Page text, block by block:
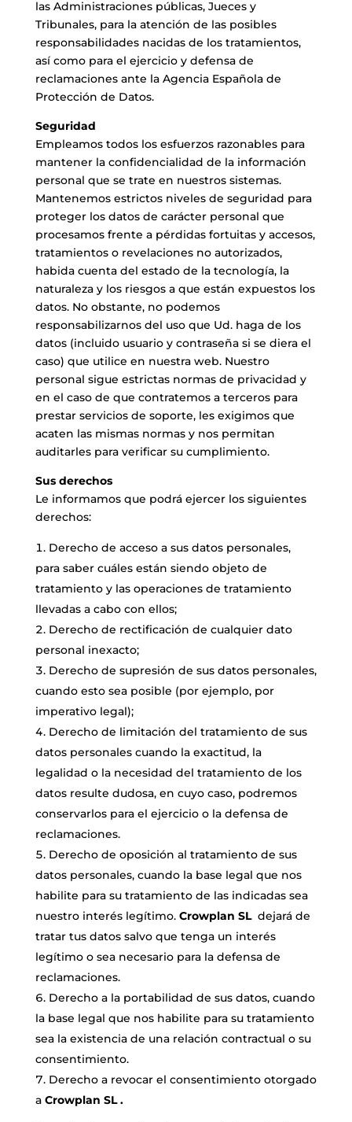
las Administraciones públicas, Jueces y
Tribunales, para la atención de las posibles
responsabilidades nacidas de los tratamientos,
así como para el ejercicio y defensa de
reclamaciones ante la Agencia Española de
Protección de Datos.
Seguridad
Empleamos todos los esfuerzos razonables para
mantener la confidencialidad de la información
personal que se trate en nuestros sistemas.
Mantenemos estrictos niveles de seguridad para
proteger los datos de carácter personal que
procesamos frente a pérdidas fortuitas y accesos,
tratamientos o revelaciones no autorizados,
habida cuenta del estado de la tecnología, la
naturaleza y los riesgos a que están expuestos los
datos. No obstante, no podemos
responsabilizarnos del uso que Ud. haga de los
datos (incluido usuario y contraseña si se diera el
caso) que utilice en nuestra web. Nuestro
personal sigue estrictas normas de privacidad y
en el caso de que contratemos a terceros para
prestar servicios de soporte, les exigimos que
acaten las mismas normas y nos permitan
auditarles para verificar su cumplimiento.
Sus derechos
Le informamos que podrá ejercer los siguientes
derechos:
Derecho de acceso a sus datos personales,
para saber cuáles están siendo objeto de
tratamiento y las operaciones de tratamiento
llevadas a cabo con ellos;
Derecho de rectificación de cualquier dato
personal inexacto;
Derecho de supresión de sus datos personales,
cuando esto sea posible (por ejemplo, por
imperativo legal);
Derecho de limitación del tratamiento de sus
datos personales cuando la exactitud, la
legalidad o la necesidad del tratamiento de los
datos resulte dudosa, en cuyo caso, podremos
conservarlos para el ejercicio o la defensa de
reclamaciones.
Derecho de oposición al tratamiento de sus
datos personales, cuando la base legal que nos
habilite para su tratamiento de las indicadas sea
nuestro interés legítimo. Crowplan SL dejará de
tratar tus datos salvo que tenga un interés
legítimo o sea necesario para la defensa de
reclamaciones.
Derecho a la portabilidad de sus datos, cuando
la base legal que nos habilite para su tratamiento
sea la existencia de una relación contractual o su
consentimiento.
Derecho a revocar el consentimiento otorgado
a Crowplan SL .